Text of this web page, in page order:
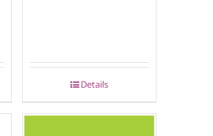
Details